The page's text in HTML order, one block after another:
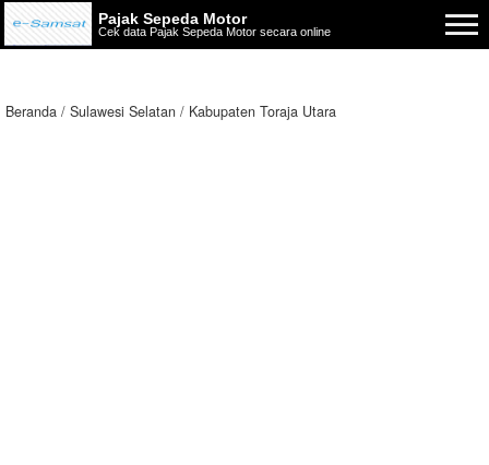
Pajak Sepeda Motor
Cek data Pajak Sepeda Motor secara online
Beranda Sulawesi Selatan Kabupaten Toraja Utara